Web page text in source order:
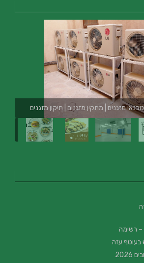
טכנאי מזגנים | מתקין מזגנים | תיקון מזגנים
– רשימה
בעוטף עזה